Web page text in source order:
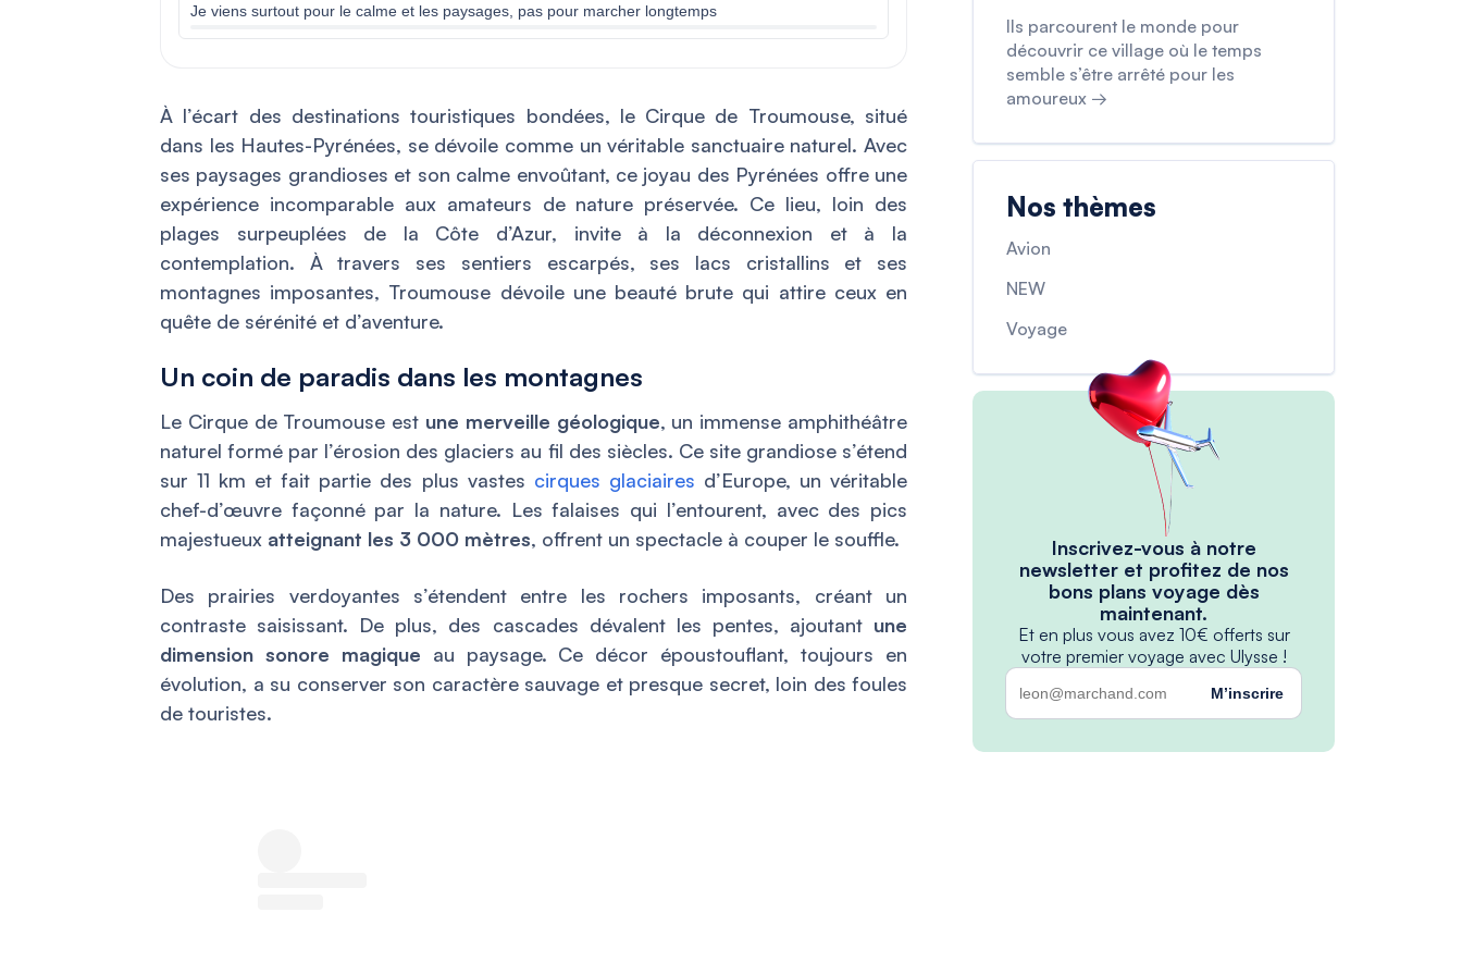
Je viens surtout pour le calme et les paysages, pas pour marcher longtemps
À l’écart des destinations touristiques bondées, le Cirque de Troumouse, situé
dans les Hautes-Pyrénées, se dévoile comme un véritable sanctuaire naturel. Avec
ses paysages grandioses et son calme envoûtant, ce joyau des Pyrénées offre une
expérience incomparable aux amateurs de nature préservée. Ce lieu, loin des
plages surpeuplées de la Côte d’Azur, invite à la déconnexion et à la
contemplation. À travers ses sentiers escarpés, ses lacs cristallins et ses
montagnes imposantes, Troumouse dévoile une beauté brute qui attire ceux en
quête de sérénité et d’aventure.
Un coin de paradis dans les montagnes
Le Cirque de Troumouse est une merveille géologique, un immense amphithéâtre
naturel formé par l’érosion des glaciers au fil des siècles. Ce site grandiose s’étend
sur 11 km et fait partie des plus vastes cirques glaciaires d’Europe, un véritable
chef-d’œuvre façonné par la nature. Les falaises qui l’entourent, avec des pics
majestueux atteignant les 3 000 mètres, offrent un spectacle à couper le souffle.
Des prairies verdoyantes s’étendent entre les rochers imposants, créant un
contraste saisissant. De plus, des cascades dévalent les pentes, ajoutant une
dimension sonore magique au paysage. Ce décor époustouflant, toujours en
évolution, a su conserver son caractère sauvage et presque secret, loin des foules
de touristes.
Ils parcourent le monde pour
découvrir ce village où le temps
semble s’être arrêté pour les
amoureux →
Nos thèmes
Avion
NEW
Voyage
Inscrivez-vous à notre
newsletter et profitez de nos
bons plans voyage dès
maintenant.
Et en plus vous avez 10€ offerts sur
votre premier voyage avec Ulysse !
M’inscrire